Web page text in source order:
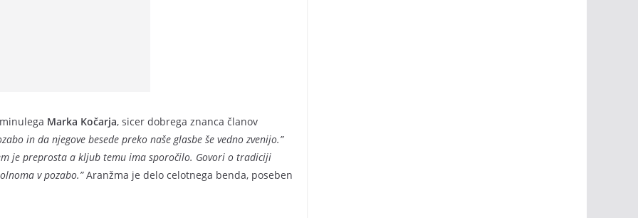
Marka Kočarja, sicer dobrega znanca članov
in da njegove besede preko naše glasbe še vedno zvenijo.”
je preprosta a kljub temu ima sporočilo. Govori o tradiciji
v pozabo.”Aranžma je delo celotnega benda, poseben